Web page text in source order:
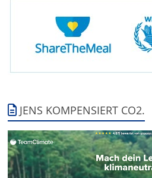
JENS KOMPENSIERT CO2.